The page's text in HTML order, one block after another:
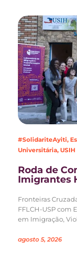
#SolidariteAyiti,
Universitária, USIH
Roda de
Imigrantes
Fronteiras
FFLCH-USP com
em Imigração,
agosto 5, 2026